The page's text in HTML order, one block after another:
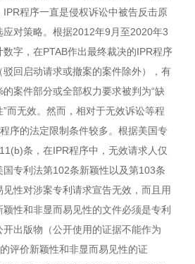
IPR程序一直是侵权诉讼中被告反击原
应对策略。根据2012年9月至2020年3
数字，在PTAB作出最终裁决的IPR程序
驳回启动请求或撤案的案件除外），有
的案件部分或全部权力要求被判为“缺
”而无效。然而，相对于无效诉讼等程
序的法定限制条件较多。根据美国专
条，在IPR程序中，无效请求人仅
国专利法第102条新颖性以及第103条
见性对涉案专利请求宣告无效，而且用
颖性和非显而易见性的文件必须是专利
开出版物（公开使用的证据不能作为
评价新颖性和非显而易见性的证